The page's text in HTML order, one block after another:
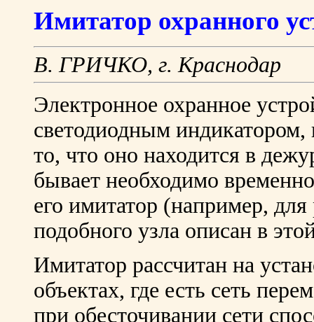
Имитатор охранного
В. ГРИЧКО, г. Краснодар
Электронное охранное
светодиодным индикатором,
то, что оно находится в
бывает необходимо
его имитатор (например,
подобного узла описан в
Имитатор рассчитан на
объектах, где есть сеть
при обесточивании сети